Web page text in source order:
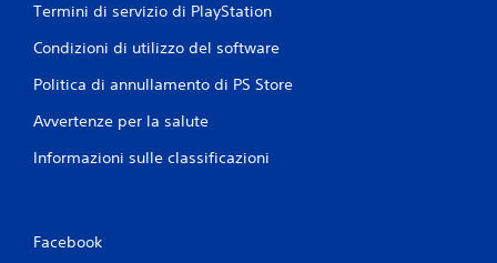
Termini di servizio di PlayStation
Condizioni di utilizzo del software
Politica di annullamento di PS Store
Avvertenze per la salute
Informazioni sulle classificazioni
Facebook